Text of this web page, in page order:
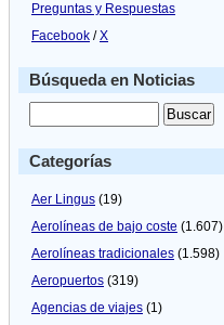
Preguntas y Respuestas
Facebook /X
Búsqueda en Noticias
Categorías
Aer Lingus (19)
Aerolíneas de bajo coste (1.607)
Aerolíneas tradicionales (1.598)
Aeropuertos (319)
Agencias de viajes (1)